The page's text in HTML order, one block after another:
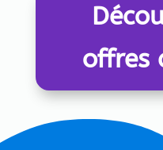
offres